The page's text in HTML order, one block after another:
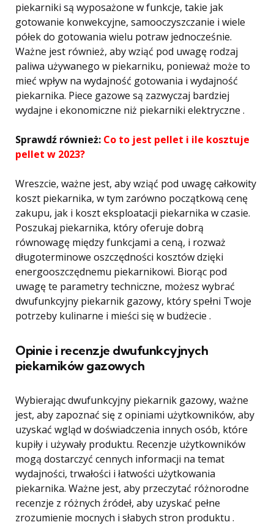
piekarniki są wyposażone w funkcje, takie jak
gotowanie konwekcyjne, samooczyszczanie i wiele
półek do gotowania wielu potraw jednocześnie.
Ważne jest również, aby wziąć pod uwagę rodzaj
paliwa używanego w piekarniku, ponieważ może to
mieć wpływ na wydajność gotowania i wydajność
piekarnika. Piece gazowe są zazwyczaj bardziej
wydajne i ekonomiczne niż piekarniki elektryczne .
Sprawdź również: Co to jest pellet i ile kosztuje
pellet w 2023?
Wreszcie, ważne jest, aby wziąć pod uwagę całkowity
koszt piekarnika, w tym zarówno początkową cenę
zakupu, jak i koszt eksploatacji piekarnika w czasie.
Poszukaj piekarnika, który oferuje dobrą
równowagę między funkcjami a ceną, i rozważ
długoterminowe oszczędności kosztów dzięki
energooszczędnemu piekarnikowi. Biorąc pod
uwagę te parametry techniczne, możesz wybrać
dwufunkcyjny piekarnik gazowy, który spełni Twoje
potrzeby kulinarne i mieści się w budżecie .
Opinie i recenzje dwufunkcyjnych
piekarników gazowych
Wybierając dwufunkcyjny piekarnik gazowy, ważne
jest, aby zapoznać się z opiniami użytkowników, aby
uzyskać wgląd w doświadczenia innych osób, które
kupiły i używały produktu. Recenzje użytkowników
mogą dostarczyć cennych informacji na temat
wydajności, trwałości i łatwości użytkowania
piekarnika. Ważne jest, aby przeczytać różnorodne
recenzje z różnych źródeł, aby uzyskać pełne
zrozumienie mocnych i słabych stron produktu .